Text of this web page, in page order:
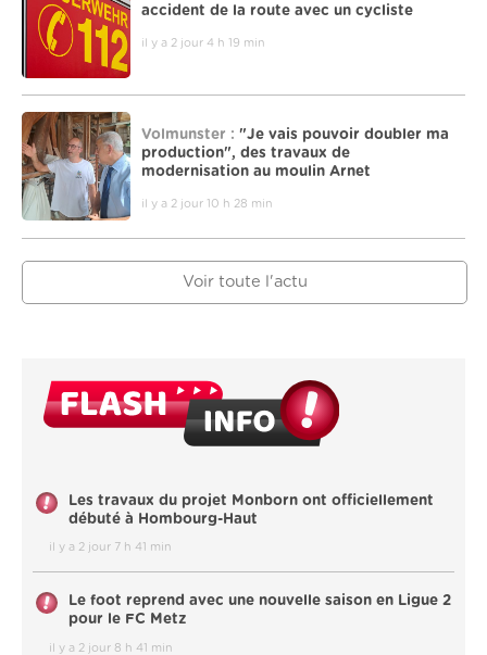
accident de la route avec un cycliste
il y a 2 jour 4 h 19 min
Volmunster : "Je vais pouvoir doubler ma
production", des travaux de
modernisation au moulin Arnet
il y a 2 jour 10 h 28 min
Voir toute l'actu
Les travaux du projet Monborn ont officiellement
débuté à Hombourg-Haut
il y a 2 jour 7 h 41 min
Le foot reprend avec une nouvelle saison en Ligue 2
pour le FC Metz
il y a 2 jour 8 h 41 min